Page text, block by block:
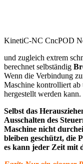
KinetiC-NC CncPOD
und zugleich extrem
berechnet selbständig
Wenn die Verbindung
Maschine kontrolliert
hergestellt werden kann.
Selbst das
Ausschalten des
Maschine nicht
bleiben geschützt, die
es kann jeder Zeit mit